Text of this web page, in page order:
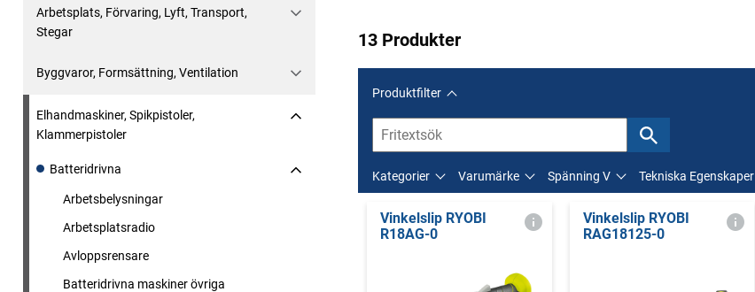
Arbetsplats, Förvaring, Lyft, Transport,
Stegar
Byggvaror, Formsättning, Ventilation
Elhandmaskiner, Spikpistoler,
Klammerpistoler
Batteridrivna
Arbetsbelysningar
Arbetsplatsradio
Avloppsrensare
Batteridrivna maskiner övriga
13 Produkter
Produktfilter
Kategorier Varumärke Spänning V Tekniska Egenskaper
Vinkelslip RYOBI
R18AG-0
Vinkelslip RYOBI
RAG18125-0